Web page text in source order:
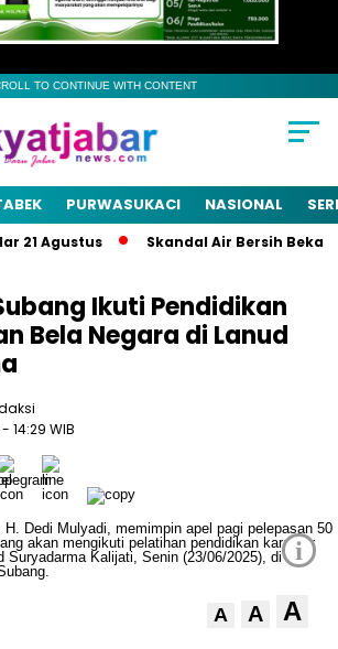
TO CONTINUE WITH CONTENT
PURWASUKACI NASIONAL
Agustus Skandal Air Bersih Bekasi! 3
Ikuti Pendidikan
Bela Negara di Lanud
- 14:29 WIB
i
A A A